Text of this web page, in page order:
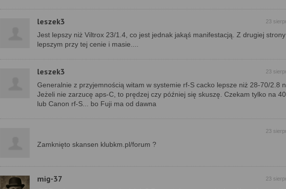
leszek3 23
Jest lepszy niż Viltrox 23/1.4, co jest jednak jakąś manifestacją. Z drugiej strony
lepszym przy tej cenie i masie....
leszek3 23
Generalnie z przyjemnością witam w systemie rf-S cacko lepsze niż 28-70/2.8
Jeżeli nie zarzucę aps-C, to prędzej czy później się skuszę. Czekam tylko na
lub Canon rf-S... bo Fuji ma od dawna
23
Zamknięto skansen klubkm.pl/forum ?
mig-37 23